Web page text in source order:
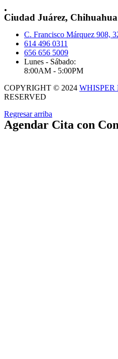
.
Ciudad Juárez, Chihuahua
C. Francisco Márquez 908,
614 496 0311
656 656 5009
Lunes - Sábado:
8:00AM - 5:00PM
COPYRIGHT © 2024 WHISPER
RESERVED
Regresar arriba
Agendar Cita con